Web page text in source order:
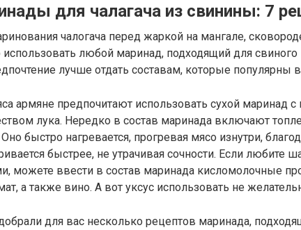
для чалагача из свинины: 7
чалогача перед жаркой на мангале,
любой маринад, подходящий для
лучше отдать составам, которые популярны
армяне предпочитают использовать сухой маринад
лука. Нередко в состав маринада включают
быстро нагревается, прогревая мясо изнутри,
быстрее, не утрачивая сочности. Если
можете ввести в состав маринада кисломолочные
а также вино. А вот уксус использовать не
для вас несколько рецептов маринада,